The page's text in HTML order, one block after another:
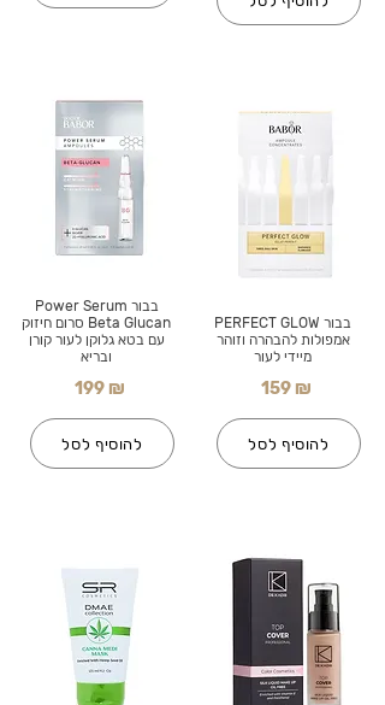
בבור Power Serum
Beta Glucan סרום חיזוק
עם בטא גלוקן לעור קורן
ובריא
199 ₪
להוסיף לסל
בבור PERFECT GLOW
אמפולות להבהרה וזוהר
מיידי לעור
159 ₪
להוסיף לסל